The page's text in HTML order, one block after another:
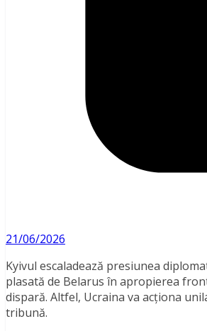
21/06/2026
Kyivul escaladează presiunea
plasată de Belarus în apropierea
dispară. Altfel, Ucraina va acționa
tribună.